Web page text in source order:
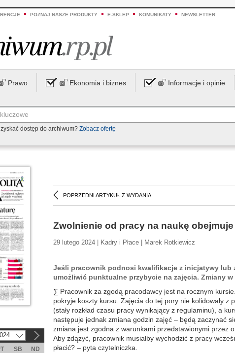
POZNAJ NASZE PRODUKTY E-SKLEP KOMUNIKATY NEWSLETTER
Prawo Ekonomia i biznes Informacje i opinie
dostęp do archiwum? Zobacz ofertę
POPRZEDNI ARTYKUŁ Z WYDANIA
Zwolnienie od pracy na naukę
29 lutego 2024 | Kadry i Płace | Marek Rotkiewicz
Jeśli pracownik podnosi kwalifikacje z inicjatywy lub
umożliwić punktualne przybycie na zajęcia. Zmiany
∑ Pracownik za zgodą pracodawcy jest na rocznym
pokryje koszty kursu. Zajęcia do tej pory nie kolidowały z
(stały rozkład czasu pracy wynikający z regulaminu), a
następuje jednak zmiana godzin zajęć – będą zaczynać
zmiana jest zgodna z warunkami przedstawionymi przez
Aby zdążyć, pracownik musiałby wychodzić z pracy
płacić? – pyta czytelniczka.
SB
ND